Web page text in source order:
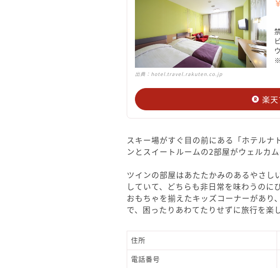
出典： hotel.travel.rakuten.co.jp
楽
スキー場がすぐ目の前にある「ホテル
ンとスイートルームの2部屋がウェルカ
ツインの部屋はあたたかみのあるやさし
していて、どちらも非日常を味わうのに
おもちゃを揃えたキッズコーナーがあり
で、困ったりあわてたりせずに旅行を楽
住所
電話番号